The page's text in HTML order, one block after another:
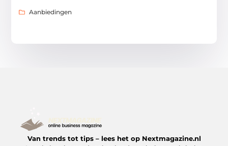
Aanbiedingen
Van trends tot tips – lees het op Nextmagazine.nl